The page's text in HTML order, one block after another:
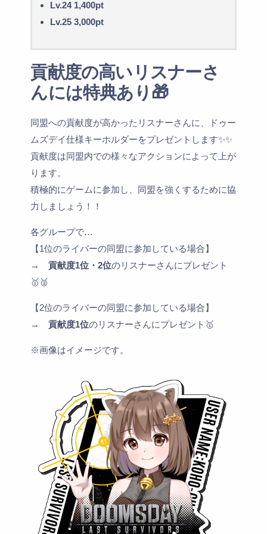
Lv.24 1,400pt
Lv.25 3,000pt
貢献度の高いリスナーさ
んには特典あり🎁
同盟への貢献度が高かったリスナーさんに、ドゥー
ムズデイ仕様キーホルダーをプレゼントします✨✨
貢献度は同盟内での様々なアクションによって上が
ります。
積極的にゲームに参加し、同盟を強くするために協
力しましょう！！
各グループで…
【1位のライバーの同盟に参加している場合】
→貢献度1位・2位のリスナーさんにプレゼント
🥇🥈
【2位のライバーの同盟に参加している場合】
→貢献度1位のリスナーさんにプレゼント🥇
※画像はイメージです。